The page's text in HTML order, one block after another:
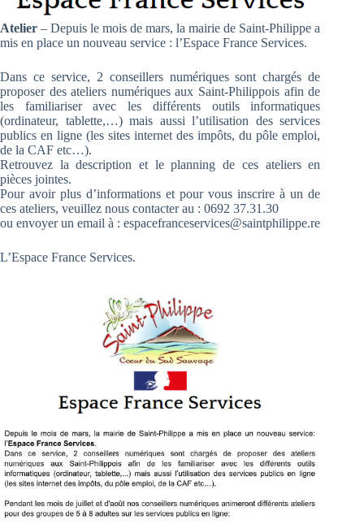
Atelier – Depuis le mois de mars, la mairie de Saint-Philippe a
mis en place un nouveau service : l’Espace France Services.
Dans ce service, 2 conseillers numériques sont chargés de
proposer des ateliers numériques aux Saint-Philippois afin de
les familiariser avec les différents outils informatiques
(ordinateur, tablette,…) mais aussi l’utilisation des services
publics en ligne (les sites internet des impôts, du pôle emploi,
de la CAF etc…).
Retrouvez la description et le planning de ces ateliers en
pièces jointes.
Pour avoir plus d’informations et pour vous inscrire à un de
ces ateliers, veuillez nous contacter au : 0692 37.31.30
ou envoyer un email à : espacefranceservices@saintphilippe.re
L’Espace France Services.